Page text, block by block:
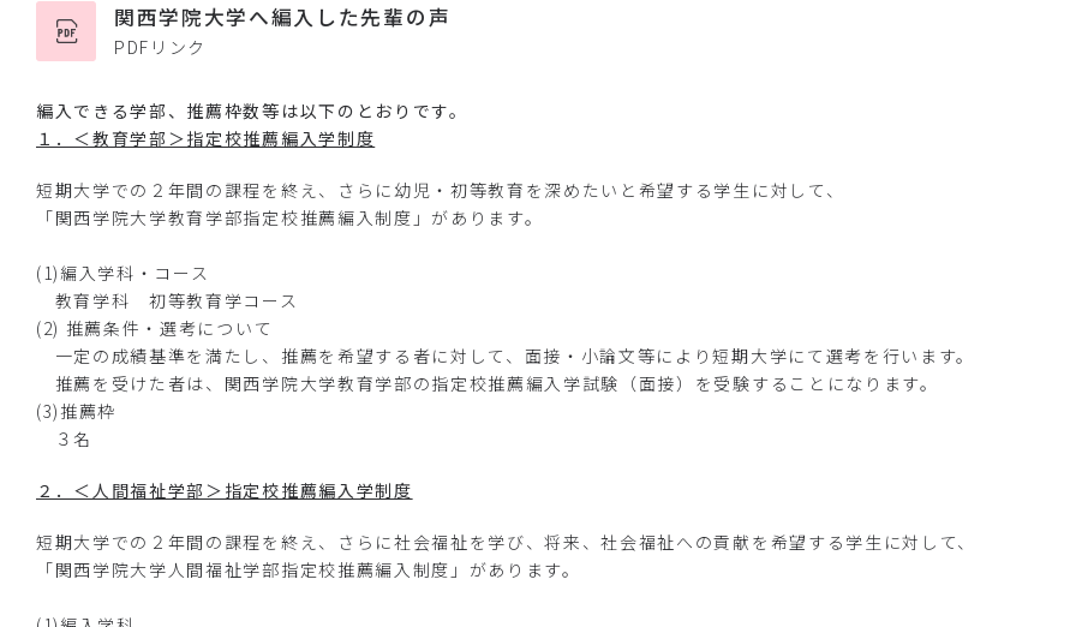
関西学院大学へ編入した先輩の声
PDFリンク
編入できる学部、推薦枠数等は以下のとおりです。
１．＜教育学部＞指定校推薦編入学制度
短期大学での２年間の課程を終え、さらに幼児・初等教育を深めたいと希望する学生に対して、
「関西学院大学教育学部指定校推薦編入制度」があります。
(1)編入学科・コース
教育学科 初等教育学コース
(2) 推薦条件・選考について
一定の成績基準を満たし、推薦を希望する者に対して、面接・小論文等により短期大学にて選考を行います。
推薦を受けた者は、関西学院大学教育学部の指定校推薦編入学試験（面接）を受験することになります。
(3)推薦枠
３名
２．＜人間福祉学部＞指定校推薦編入学制度
短期大学での２年間の課程を終え、さらに社会福祉を学び、将来、社会福祉への貢献を希望する学生に対して、
「関西学院大学人間福祉学部指定校推薦編入制度」があります。